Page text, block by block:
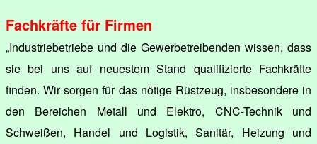
Fachkräfte für Firmen
„Industriebetriebe und die Gewerbetreibenden wissen, dass
sie bei uns auf neuestem Stand qualifizierte Fachkräfte
finden. Wir sorgen für das nötige Rüstzeug, insbesondere in
den Bereichen Metall und Elektro, CNC-Technik und
Schweißen, Handel und Logistik, Sanitär, Heizung und